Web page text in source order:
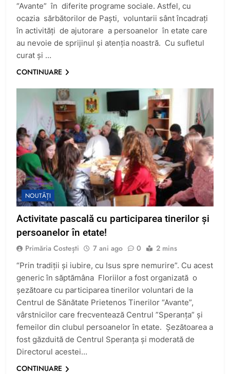
“Avante” în diferite programe sociale. Astfel, cu
ocazia sărbătorilor de Paşti, voluntarii sânt încadraţi
în activităţi de ajutorare a persoanelor în etate care
au nevoie de sprijinul şi atenţia noastră. Cu sufletul
curat şi …
CONTINUARE
NOUTĂȚI
Activitate pascală cu participarea tinerilor şi
persoanelor în etate!
Primăria Costești 7 ani ago 0 2 mins
“Prin tradiții și iubire, cu Isus spre nemurire”. Cu acest
generic în săptămâna Floriilor a fost organizată o
șezătoare cu participarea tinerilor voluntari de la
Centrul de Sănătate Prietenos Tinerilor “Avante”,
vârstnicilor care frecventează Centrul ”Speranța” și
femeilor din clubul persoanelor în etate. Șezătoarea a
fost găzduită de Centrul Speranța și moderată de
Directorul acestei…
CONTINUARE